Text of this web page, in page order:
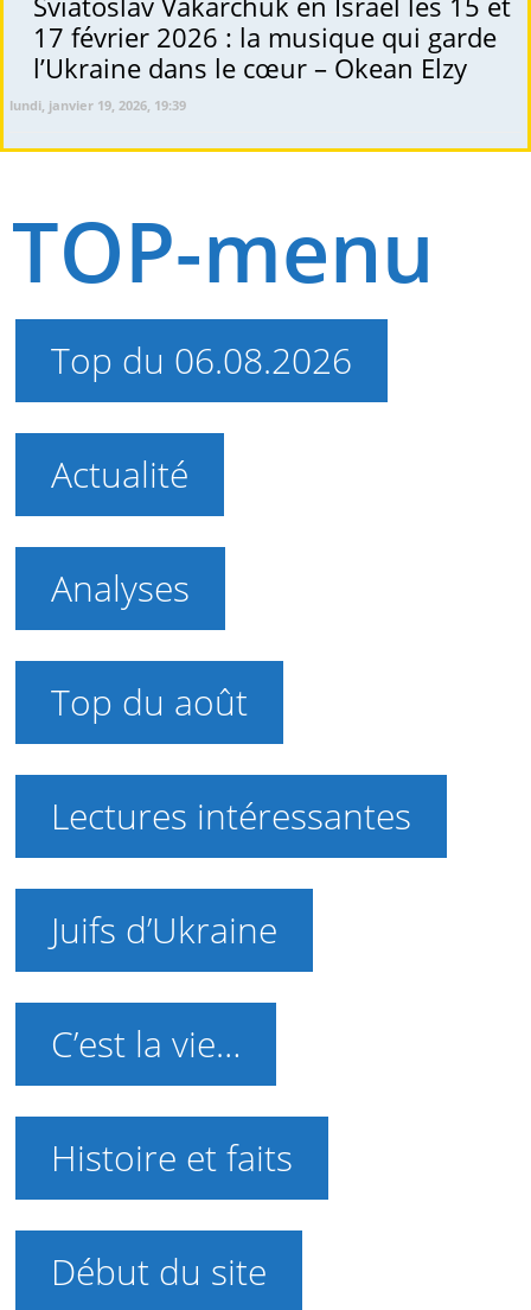
17 février 2026 : la musique qui garde
l’Ukraine dans le cœur – Okean Elzy
lundi, janvier 19, 2026, 19:39
TOP-menu
Top du 06.08.2026
Actualité
Analyses
Top du août
Lectures intéressantes
Juifs d’Ukraine
C’est la vie…
Histoire et faits
Début du site